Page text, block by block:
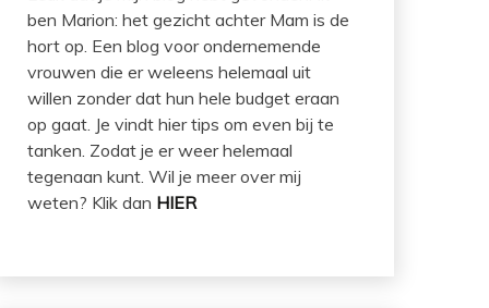
ben Marion: het gezicht achter Mam is de
hort op. Een blog voor ondernemende
vrouwen die er weleens helemaal uit
willen zonder dat hun hele budget eraan
op gaat. Je vindt hier tips om even bij te
tanken. Zodat je er weer helemaal
tegenaan kunt. Wil je meer over mij
weten? Klik dan HIER